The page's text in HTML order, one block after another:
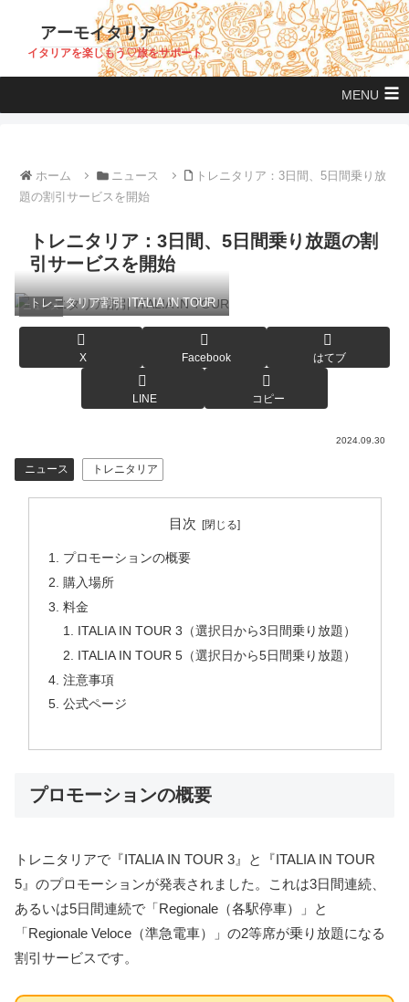
アーモイタリア
イタリアを楽しもう♡旅をサポート
MENU
ホーム ニュース
トレニタリア：3日間、5日間乗り放
題の割引サービスを開始
トレニタリア：3日間、5日間乗り放題の割
引サービスを開始
ニュース
トレニタリア割引 ITALIA IN TOUR
X Facebook はてブ
LINE コピー
2024.09.30
ニュース トレニタリア
目次
プロモーションの概要
購入場所
料金
ITALIA IN TOUR 3（選択日から3日間乗り放題）
ITALIA IN TOUR 5（選択日から5日間乗り放題）
注意事項
公式ページ
プロモーションの概要
トレニタリアで『ITALIA IN TOUR 3』と『ITALIA IN TOUR
5』のプロモーションが発表されました。これは3日間連続、
あるいは5日間連続で「Regionale（各駅停車）」と
「Regionale Veloce（準急電車）」の2等席が乗り放題になる
割引サービスです。